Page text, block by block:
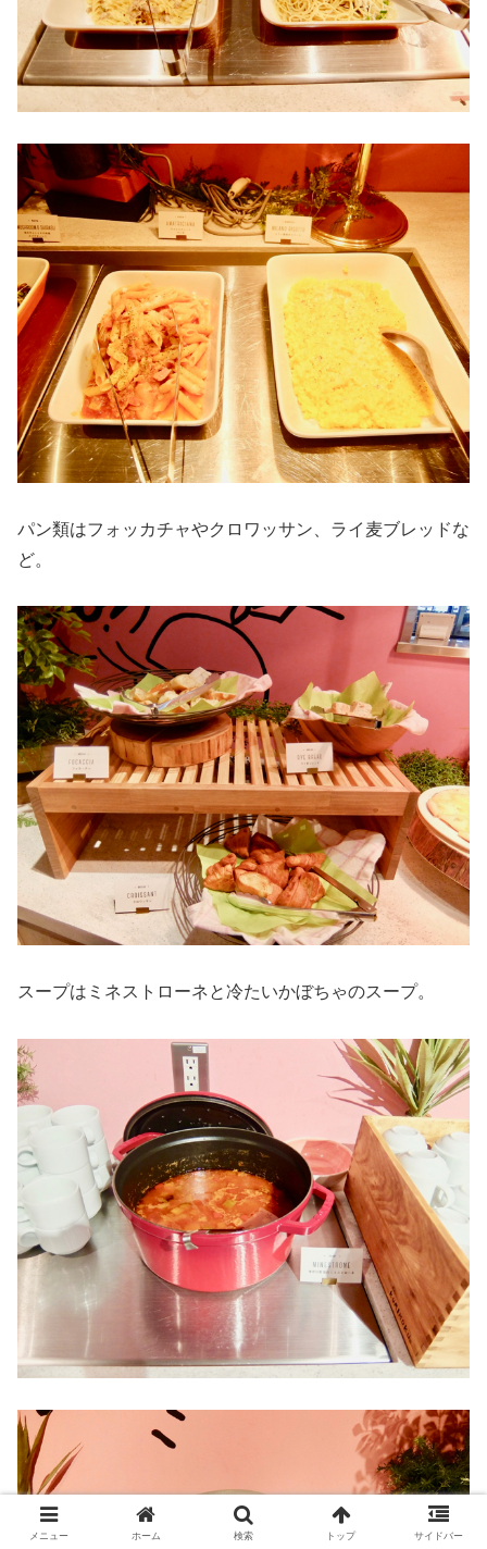
パン類はフォッカチャやクロワッサン、ライ麦ブレッドな
ど。
スープはミネストローネと冷たいかぼちゃのスープ。
メニュー ホーム 検索 トップ サイドバー